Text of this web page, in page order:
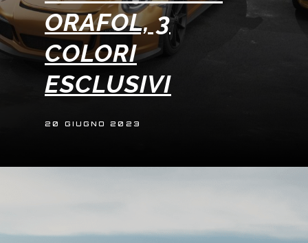
ORAFOL, 3
COLORI
ESCLUSIVI
20 GIUGNO 2023